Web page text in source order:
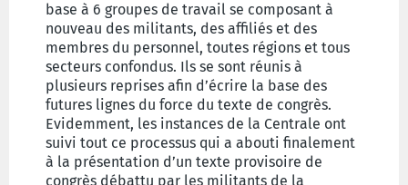
base à 6 groupes de travail se composant à
nouveau des militants, des affiliés et des
membres du personnel, toutes régions et tous
secteurs confondus. Ils se sont réunis à
plusieurs reprises afin d’écrire la base des
futures lignes du force du texte de congrès.
Evidemment, les instances de la Centrale ont
suivi tout ce processus qui a abouti finalement
à la présentation d’un texte provisoire de
congrès débattu par les militants de la